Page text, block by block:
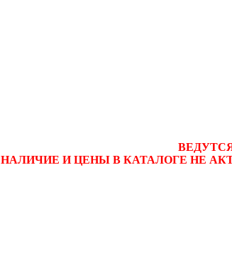
НАЛИЧИЕ И ЦЕНЫ В КАТАЛОГЕ НЕ